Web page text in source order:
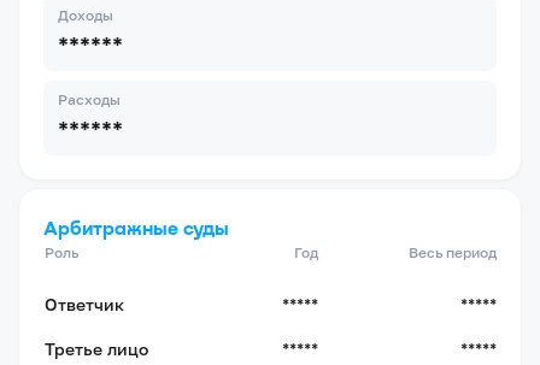
Доходы
******
Расходы
******
Арбитражные суды
Роль Год Весь период
Ответчик ***** *****
Третье лицо ***** *****